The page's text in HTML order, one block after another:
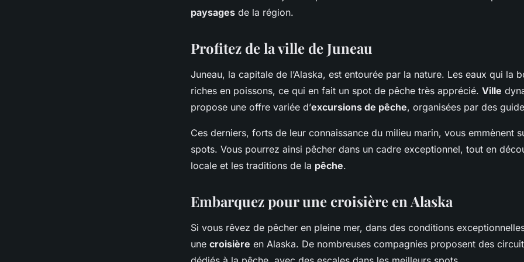
paysages de la région.
Profitez de la ville de Juneau
Juneau, la capitale de l’Alaska, est entourée par la nature. Les eaux qui la
riches en poissons, ce qui en fait un spot de pêche très apprécié. Ville
propose une offre variée d’excursions de pêche, organisées par des
Ces derniers, forts de leur connaissance du milieu marin, vous emmènent
spots. Vous pourrez ainsi pêcher dans un cadre exceptionnel, tout en
locale et les traditions de la pêche.
Embarquez pour une croisière en Alaska
Si vous rêvez de pêcher en pleine mer, dans des conditions
une croisière en Alaska. De nombreuses compagnies proposent des